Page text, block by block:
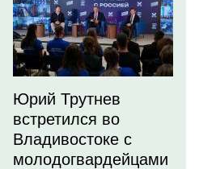
Юрий Трутнев
встретился во
Владивостоке с
молодогвардейцами